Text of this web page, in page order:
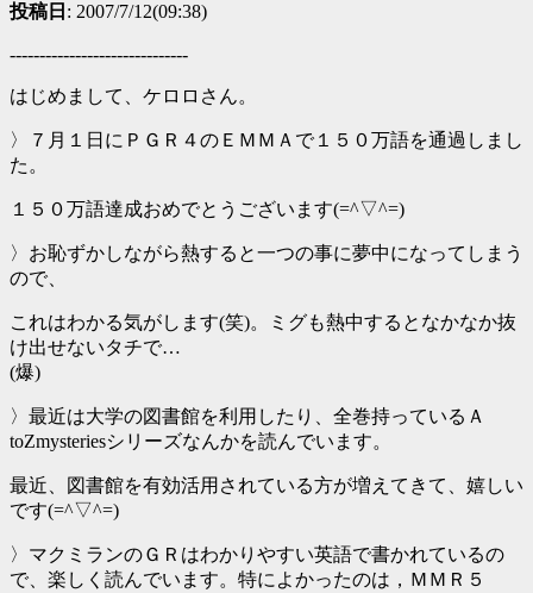
投稿日 : 2007/7/12(09:38)
------------------------------
はじめまして、ケロロさん。
〉７月１日にＰＧＲ４のＥＭＭＡで１５０万語を通過しまし
た。
１５０万語達成おめでとうございます(=^▽^=)
〉お恥ずかしながら熱すると一つの事に夢中になってしまう
ので、
これはわかる気がします(笑)。ミグも熱中するとなかなか抜
け出せないタチで…
(爆)
〉最近は大学の図書館を利用したり、全巻持っているＡ
toZmysteriesシリーズなんかを読んでいます。
最近、図書館を有効活用されている方が増えてきて、嬉しい
です(=^▽^=)
〉マクミランのＧＲはわかりやすい英語で書かれているの
で、楽しく読んでいます。特によかったのは，ＭＭＲ５